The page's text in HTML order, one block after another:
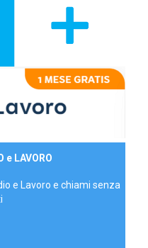
e LAVORO
e Lavoro e chiami senza